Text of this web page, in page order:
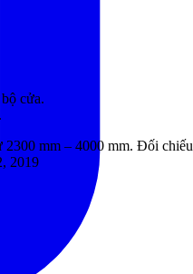
cửa.
.
2300 mm – 4000 mm. Đối chiếu
2019